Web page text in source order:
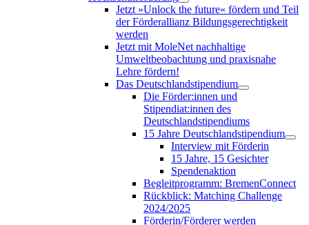
Jetzt »Unlock the future« fördern und Teil
der Förderallianz Bildungsgerechtigkeit
werden
Jetzt mit MoleNet nachhaltige
Umweltbeobachtung und praxisnahe
Lehre fördern!
Das Deutschlandstipendium
Die Förder:innen und
Stipendiat:innen des
Deutschlandstipendiums
15 Jahre Deutschlandstipendium
Interview mit Förderin
15 Jahre, 15 Gesichter
Spendenaktion
Begleitprogramm: BremenConnect
Rückblick: Matching Challenge
2024/2025
Förderin/Förderer werden